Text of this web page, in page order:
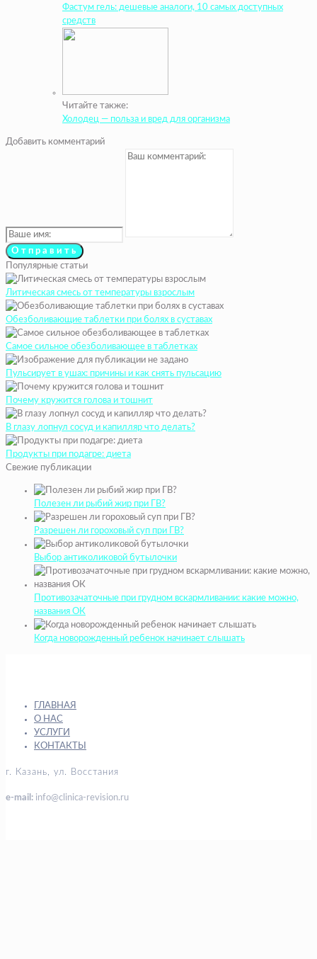
Фастум гель: дешевые аналоги, 10 самых доступных
средств
Читайте также:
Холодец — польза и вред для организма
Добавить комментарий
Популярные статьи
Литическая смесь от температуры взрослым
Обезболивающие таблетки при болях в суставах
Самое сильное обезболивающее в таблетках
Пульсирует в ушах: причины и как снять пульсацию
Почему кружится голова и тошнит
В глазу лопнул сосуд и капилляр что делать?
Продукты при подагре: диета
Свежие публикации
Полезен ли рыбий жир при ГВ?
Разрешен ли гороховый суп при ГВ?
Выбор антиколиковой бутылочки
Противозачаточные при грудном вскармливании: какие можно,
названия ОК
Когда новорожденный ребенок начинает слышать
ГЛАВНАЯ
О НАС
УСЛУГИ
КОНТАКТЫ
г. Казань, ул. Восстания
e-mail: info@clinica-revision.ru